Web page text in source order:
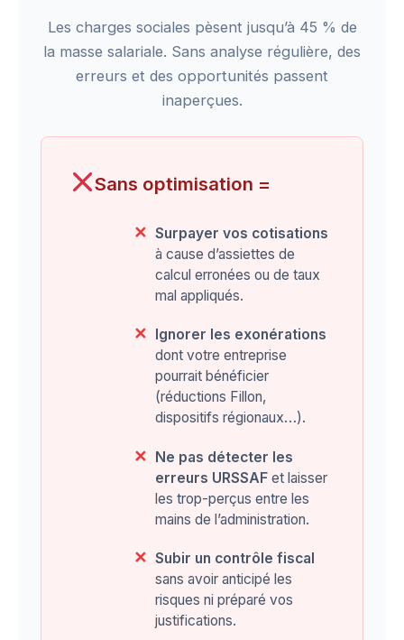
Les charges sociales pèsent jusqu’à 45 % de
la masse salariale. Sans analyse régulière, des
erreurs et des opportunités passent
inaperçues.
Sans optimisation =
Surpayer vos cotisations
à cause d’assiettes de
calcul erronées ou de taux
mal appliqués.
Ignorer les exonérations
dont votre entreprise
pourrait bénéficier
(réductions Fillon,
dispositifs régionaux…).
Ne pas détecter les
erreurs URSSAF et laisser
les trop-perçus entre les
mains de l’administration.
Subir un contrôle fiscal
sans avoir anticipé les
risques ni préparé vos
justifications.